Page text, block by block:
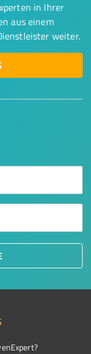
in Ihrer
aus einem
weiter.